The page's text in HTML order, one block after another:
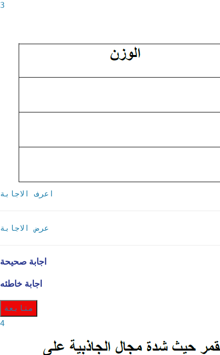
3
اعرف الاجابة
عرض الاجابة
اجابة صحيحة
اجابة خاطئه
متابعة
4